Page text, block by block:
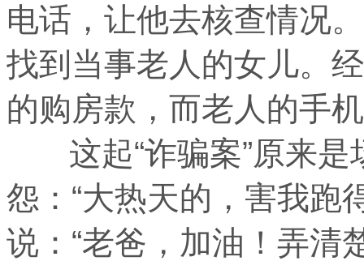
电话，让他去核查情况
找到当事老人的女儿。
的购房款，而老人的手
这起“诈骗案”原来是
怨：“大热天的，害我跑
说：“老爸，加油！弄清